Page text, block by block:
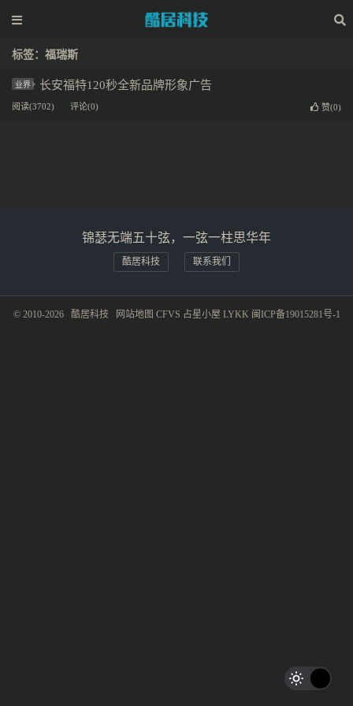
标签：福瑞斯
业界 长安福特120秒全新品牌形象广告
阅读(3702) 评论(0) 赞(0)
锦瑟无端五十弦，一弦一柱思华年
酷居科技 联系我们
© 2010-2026 酷居科技 网站地图 CFVS 占星小屋 LYKK 闽ICP备19015281号-1